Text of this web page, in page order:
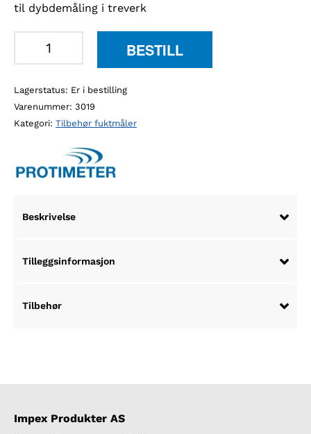
til dybdemåling i treverk
Duty
hammerelektrode
antall
BESTILL
Lagerstatus: Er i bestilling
Varenummer: 3019
Kategori: Tilbehør fuktmåler
Beskrivelse
Tilleggsinformasjon
Tilbehør
Impex Produkter AS